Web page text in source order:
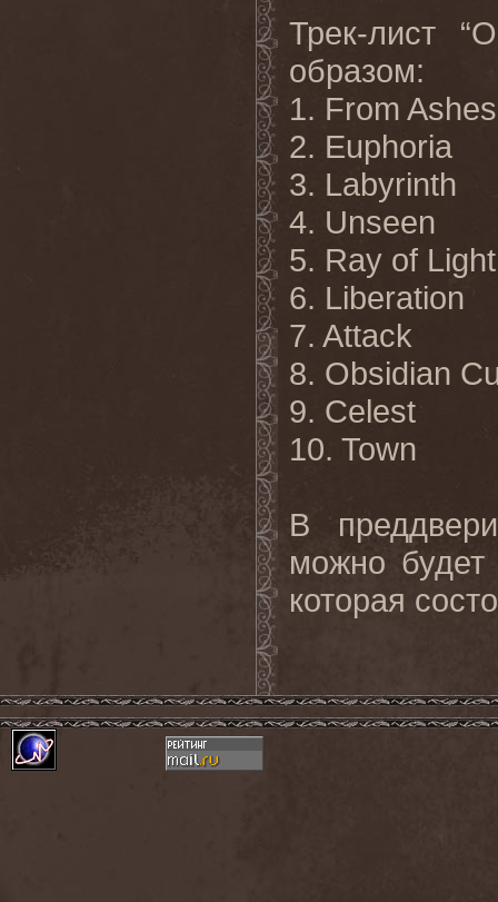
Трек-лист
образом:
1. From
2. Euphoria
3. Labyrinth
4. Unseen
5. Ray of Light
6. Liberation
7. Attack
8. Obsidian
9. Celest
10. Town
В
можно
которая